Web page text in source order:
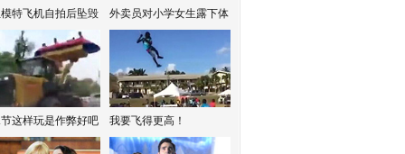
特飞机自拍后坠毁 外卖员对小学女生露下体
这样玩是作弊好吧 我要飞得更高！